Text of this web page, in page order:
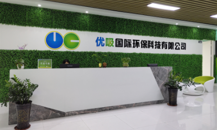
甲级施工资质”“室内环境
污染治理资质等级证
书”）、拥有多名高级《环
境工程高级工程师》室内
空气治理资格认证的治理
人员、掌握室内空气净化
治理实用技术和五项专利
技术、八项计算机软件著
作权登记证书等。研发实